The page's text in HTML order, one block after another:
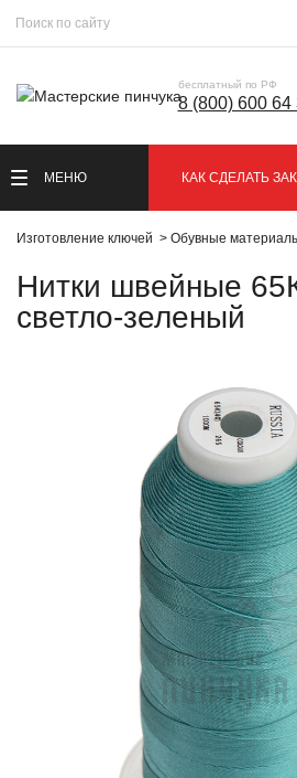
бесплатный по РФ
8 (800) 600 64
МЕНЮ КАК СДЕЛАТЬ
Изготовление ключей Обувные
Нитки швейные
светло-зеленый